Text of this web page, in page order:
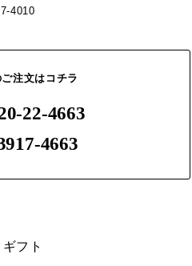
4010
注文はコチラ
22-4663
4663
ギフト